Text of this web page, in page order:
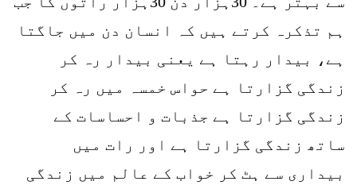
ہم تذکرہ کرتے ہیں کہ انسان دن میں جاگتا
ہے، بیدار رہتا ہے یعنی بیدار رہ کر
زندگی گزارتا ہے حواس خمسہ میں رہ کر
زندگی گزارتا ہے جذبات و احساسات کے
ساتھ زندگی گزارتا ہے اور رات میں
بیداری سے ہٹ کر خواب کے عالم میں زندگی